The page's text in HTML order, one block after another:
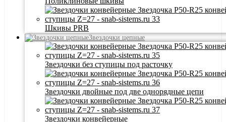
Шкивы PRB
Звездочки цепные
Звездочки без ступицы под расточку
Звездочки двойные под две однорядные цепи
Звездочки конвейерные